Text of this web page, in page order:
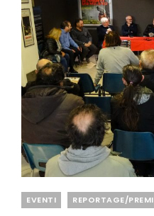
Categories
EVENTI REPORTAGE/PREMI